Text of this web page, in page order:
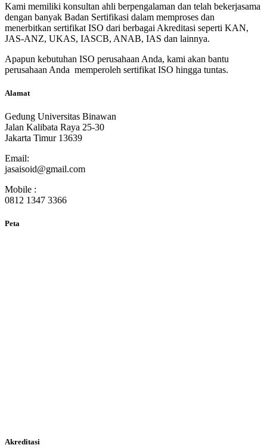
Kami memiliki konsultan ahli berpengalaman dan telah bekerjasama
dengan banyak Badan Sertifikasi dalam memproses dan
menerbitkan sertifikat ISO dari berbagai Akreditasi seperti KAN,
JAS-ANZ, UKAS, IASCB, ANAB, IAS dan lainnya.
Apapun kebutuhan ISO perusahaan Anda, kami akan bantu
perusahaan Anda memperoleh sertifikat ISO hingga tuntas.
Alamat
Gedung Universitas Binawan
Jalan Kalibata Raya 25-30
Jakarta Timur 13639
Email:
jasaisoid@gmail.com
Mobile :
0812 1347 3366
Peta
Akreditasi